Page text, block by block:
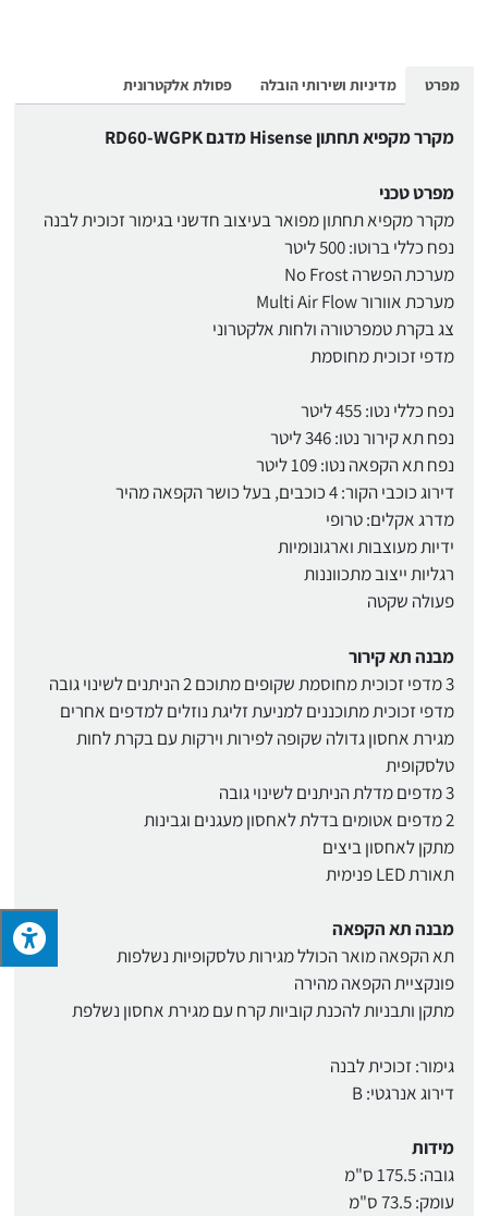
מפרט מדיניות ושירותי הובלה פסולת אלקטרונית
מקרר מקפיא תחתון Hisense מדגם RD60-WGPK
מפרט טכני
מקרר מקפיא תחתון מפואר בעיצוב חדשני בגימור זכוכית לבנה
נפח כללי ברוטו: 500 ליטר
מערכת הפשרה No Frost
מערכת אוורור Multi Air Flow
צג בקרת טמפרטורה ולחות אלקטרוני
מדפי זכוכית מחוסמת
נפח כללי נטו: 455 ליטר
נפח תא קירור נטו: 346 ליטר
נפח תא הקפאה נטו: 109 ליטר
דירוג כוכבי הקור: 4 כוכבים, בעל כושר הקפאה מהיר
מדרג אקלים: טרופי
ידיות מעוצבות וארגונומיות
רגליות ייצוב מתכווננות
פעולה שקטה
מבנה תא קירור
3 מדפי זכוכית מחוסמת שקופים מתוכם 2 הניתנים לשינוי גובה
מדפי זכוכית מתוכננים למניעת זליגת נוזלים למדפים אחרים
מגירת אחסון גדולה שקופה לפירות וירקות עם בקרת לחות
טלסקופית
3 מדפים מדלת הניתנים לשינוי גובה
2 מדפים אטומים בדלת לאחסון מעגנים וגבינות
מתקן לאחסון ביצים
תאורת LED פנימית
מבנה תא הקפאה
תא הקפאה מואר הכולל מגירות טלסקופיות נשלפות
פונקציית הקפאה מהירה
מתקן ותבניות להכנת קוביות קרח עם מגירת אחסון נשלפת
גימור: זכוכית לבנה
דירוג אנרגטי: B
מידות
גובה: 175.5 ס"מ
עומק: 73.5 ס"מ